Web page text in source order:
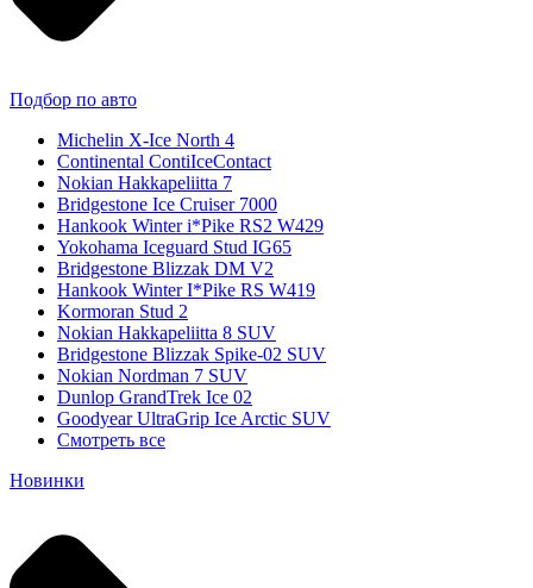
Подбор по авто
Michelin X-Ice North 4
Continental ContiIceContact
Nokian Hakkapeliitta 7
Bridgestone Ice Cruiser 7000
Hankook Winter i*Pike RS2 W429
Yokohama Iceguard Stud IG65
Bridgestone Blizzak DM V2
Hankook Winter I*Pike RS W419
Kormoran Stud 2
Nokian Hakkapeliitta 8 SUV
Bridgestone Blizzak Spike-02 SUV
Nokian Nordman 7 SUV
Dunlop GrandTrek Ice 02
Goodyear UltraGrip Ice Arctic SUV
Смотреть все
Новинки